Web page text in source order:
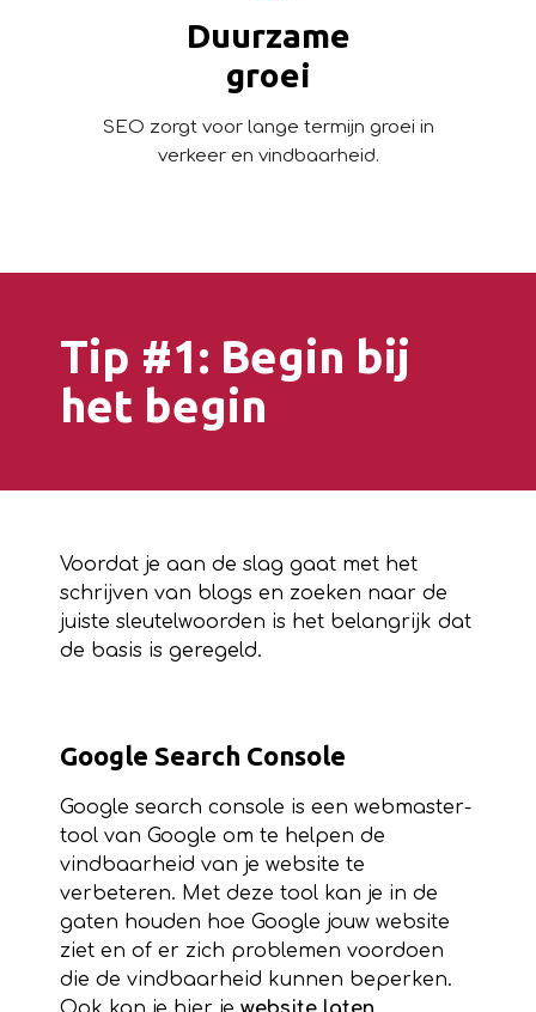
Duurzame
groei
SEO zorgt voor lange termijn groei in
verkeer en vindbaarheid.
Tip #1: Begin bij
het begin
Voordat je aan de slag gaat met het
schrijven van blogs en zoeken naar de
juiste sleutelwoorden is het belangrijk dat
de basis is geregeld.
Google Search Console
Google search console is een webmaster-
tool van Google om te helpen de
vindbaarheid van je website te
verbeteren. Met deze tool kan je in de
gaten houden hoe Google jouw website
ziet en of er zich problemen voordoen
die de vindbaarheid kunnen beperken.